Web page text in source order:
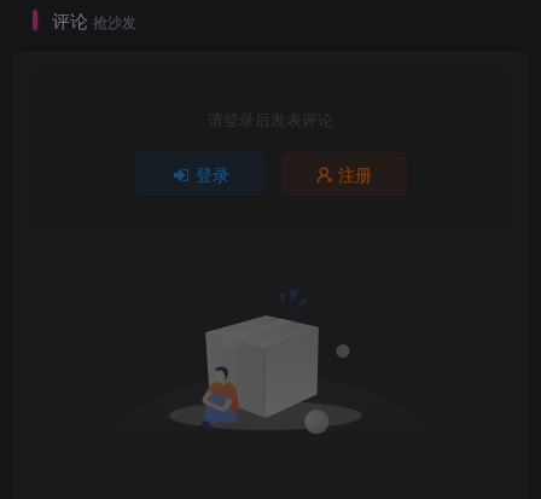
评论 抢沙发
请登录后发表评论
登录 注册